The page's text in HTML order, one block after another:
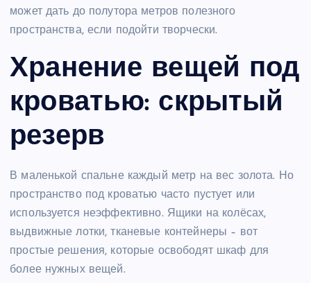
может дать до полутора метров полезного
пространства, если подойти творчески.
Хранение вещей под
кроватью: скрытый
резерв
В маленькой спальне каждый метр на вес золота. Но
пространство под кроватью часто пустует или
используется неэффективно. Ящики на колёсах,
выдвижные лотки, тканевые контейнеры – вот
простые решения, которые освободят шкаф для
более нужных вещей.